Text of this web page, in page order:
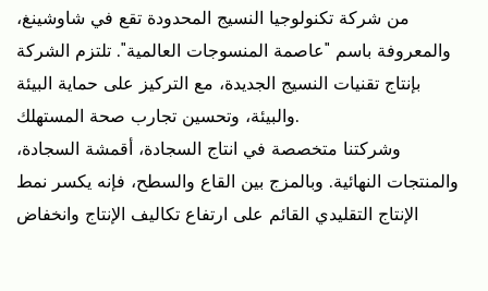
من شركة تكنولوجيا النسيج المحدودة تقع في شاوشينغ،
والمعروفة باسم "عاصمة المنسوجات العالمية". تلتزم الشركة
بإنتاج تقنيات النسيج الجديدة، مع التركيز على حماية البيئة
والبيئة، وتحسين تجارب صحة المستهلك.
وشركتنا متخصصة في انتاج السجادة، أقمشة السجادة،
والمنتجات النهائية. وبالمزج بين القاع والسطح، فإنه يكسر نمط
الإنتاج التقليدي القائم على ارتفاع تكاليف الإنتاج وانخفاض